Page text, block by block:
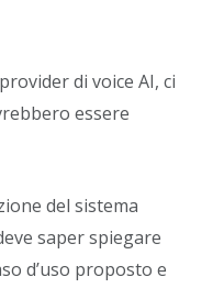
di voice AI, ci
essere
del sistema
saper spiegare
d’uso proposto e